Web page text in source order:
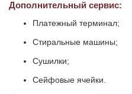
Дополнительный сервис:
Платежный терминал;
Стиральные машины;
Сушилки;
Сейфовые ячейки.